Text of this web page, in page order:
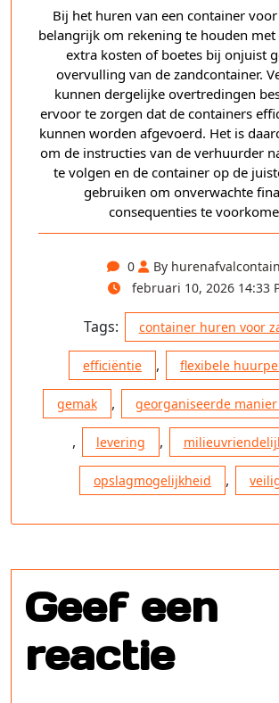
Bij het huren van een container
belangrijk om rekening te houden met
extra kosten of boetes bij onjuist
overvulling van de zandcontainer.
kunnen dergelijke overtredingen
ervoor te zorgen dat de containers
kunnen worden afgevoerd. Het is
om de instructies van de verhuurder
te volgen en de container op de
gebruiken om onverwachte
consequenties te
0
By
februari 10, 2026 14:33
Tags: container huren voor
efficiëntie , flexibele
gemak , georganiseerde
, levering ,
opslagmogelijkheid ,
Geef een
reactie